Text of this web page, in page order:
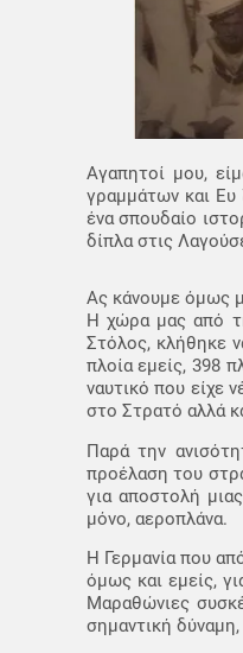
Αγαπητοί μου,
γραμμάτων και Ευ
ένα σπουδαίο
δίπλα στις
Ας κάνουμε όμως
Η χώρα μας από
Στόλος, κλήθηκε
πλοία εμείς, 398
ναυτικό που είχε
στο Στρατό αλλά
Παρά την
προέλαση του
για αποστολή
μόνο, αεροπλάνα.
Η Γερμανία που
όμως και εμείς,
Μαραθώνιες
σημαντική